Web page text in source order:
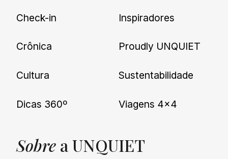
Check-in
Crônica
Cultura
Dicas 360º
Inspiradores
Proudly UNQUIET
Sustentabilidade
Viagens 4×4
Sobre a UNQUIET